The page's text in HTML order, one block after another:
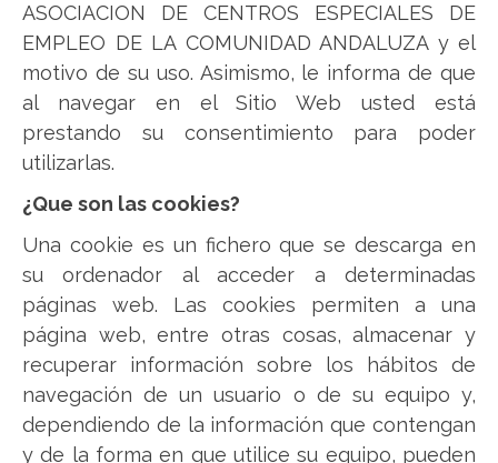
ASOCIACION DE CENTROS ESPECIALES DE
EMPLEO DE LA COMUNIDAD ANDALUZA y el
motivo de su uso. Asimismo, le informa de que
al navegar en el Sitio Web usted está
prestando su consentimiento para poder
utilizarlas.
¿Que son las cookies?
Una cookie es un fichero que se descarga en
su ordenador al acceder a determinadas
páginas web. Las cookies permiten a una
página web, entre otras cosas, almacenar y
recuperar información sobre los hábitos de
navegación de un usuario o de su equipo y,
dependiendo de la información que contengan
y de la forma en que utilice su equipo, pueden